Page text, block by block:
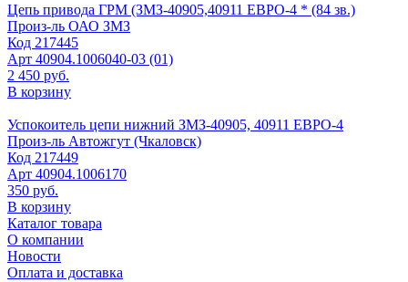
Цепь привода ГРМ (ЗМЗ-40905,40911 ЕВРО-4 * (84 зв.)
Произ-ль ОАО ЗМЗ
Код 217445
Арт 40904.1006040-03 (01)
2 450 руб.
В корзину
Успокоитель цепи нижний ЗМЗ-40905, 40911 ЕВРО-4
Произ-ль Автожгут (Чкаловск)
Код 217449
Арт 40904.1006170
350 руб.
В корзину
Каталог товара
О компании
Новости
Оплата и доставка